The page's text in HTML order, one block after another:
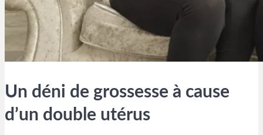
Un déni de grossesse à cause
d’un double utérus